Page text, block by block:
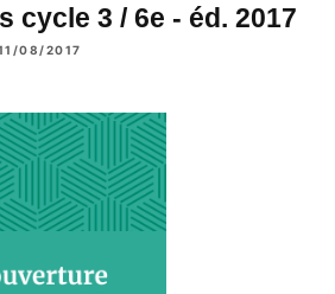
cycle 3 / 6e - éd. 2017
08/2017